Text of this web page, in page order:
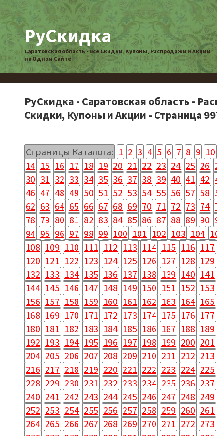
РуСкидка
Саратовская область - Все Скидки, Купоны, Распродажи и Акции
на Одном Сайте
РуСкидка - Саратовская область -
Скидки, Купоны и Акции - Страница
Страницы Каталога: 1 2 3 4 5 6 7 8 9 10
14 15 16 17 18 19 20 21 22 23 24 25 26
30 31 32 33 34 35 36 37 38 39 40 41 42
46 47 48 49 50 51 52 53 54 55 56 57 58
62 63 64 65 66 67 68 69 70 71 72 73 74
78 79 80 81 82 83 84 85 86 87 88 89 90
94 95 96 97 98 99 100 101 102 103 104
108 109 110 111 112 113 114 115 116 117
120 121 122 123 124 125 126 127 128 129
132 133 134 135 136 137 138 139 140 141
144 145 146 147 148 149 150 151 152 153
156 157 158 159 160 161 162 163 164 165
168 169 170 171 172 173 174 175 176 177
180 181 182 183 184 185 186 187 188 189
192 193 194 195 196 197 198 199 200 201
204 205 206 207 208 209 210 211 212 213
216 217 218 219 220 221 222 223 224 225
228 229 230 231 232 233 234 235 236 237
240 241 242 243 244 245 246 247 248 249
252 253 254 255 256 257 258 259 260 261
264 265 266 267 268 269 270 271 272 273